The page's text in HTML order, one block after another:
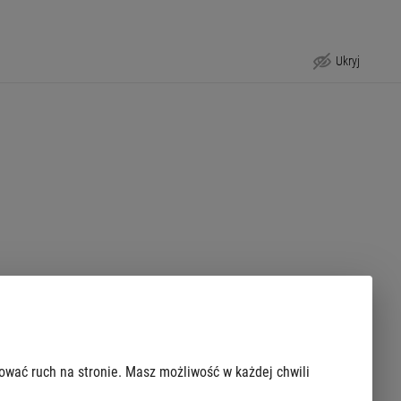
Ukryj
na tylnym kole otworzy się automatycznie. Użytkownik może
ruch na stronie. Masz możliwość w każdej chwili